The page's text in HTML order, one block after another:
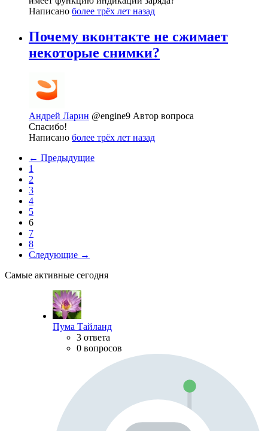
Написано более трёх лет назад
Почему вконтакте не сжимает
некоторые снимки?
Андрей Ларин @engine9 Автор вопроса
Спасибо!
Написано более трёх лет назад
← Предыдущие
1
2
3
4
5
6
7
8
Следующие →
Самые активные сегодня
Пума Тайланд
3 ответа
0 вопросов